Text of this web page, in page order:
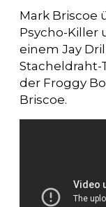
Mark Briscoe
Psycho-Killer
einem Jay
Stacheldraht-
der Froggy
Briscoe.